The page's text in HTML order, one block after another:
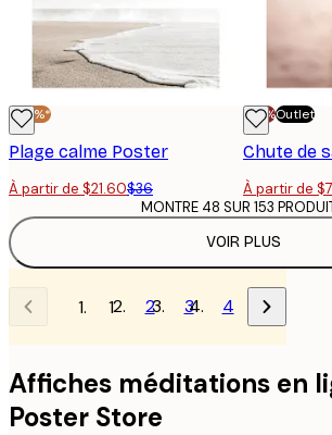
-40%*
Plage calme Poster
À partir de $21.60$36
-70%Outlet
Chute de
À partir de
VOIR PLUS
MONTRE 48 SUR 153
1 2 3 4
Affiches méditations en
Poster Store